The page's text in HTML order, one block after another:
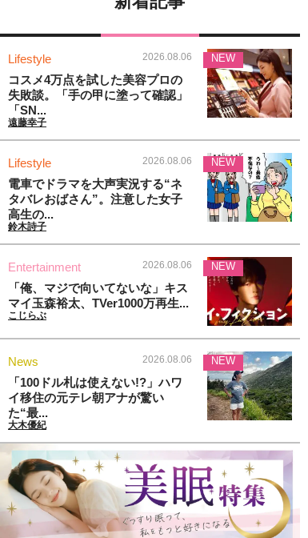
Lifestyle 2026.08.06
コスメ4万点を試した美容プロの
失敗談。「手の甲に塗って確認」
「SN...
遠藤幸子
NEW
Lifestyle 2026.08.06
電車でドラマを大声実況する“ネ
タバレおばさん”。注意した女子
高生の...
鈴木詩子
NEW
Entertainment 2026.08.06
「俺、マジで向いてないな」キス
マイ玉森裕太、TVer1000万再生...
こじらぶ
NEW
News 2026.08.06
「100ドル札は使えない!?」ハワ
イ移住の元テレ朝アナが驚い
た“最...
大木優紀
NEW